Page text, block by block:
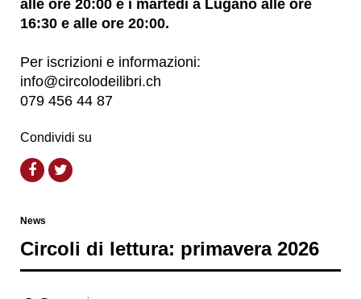
alle ore 20:00 e i martedì a Lugano alle ore
16:30 e alle ore 20:00.
Per iscrizioni e informazioni:
info@circolodeilibri.ch
079 456 44 87
Condividi su
News
Circoli di lettura: primavera 2026